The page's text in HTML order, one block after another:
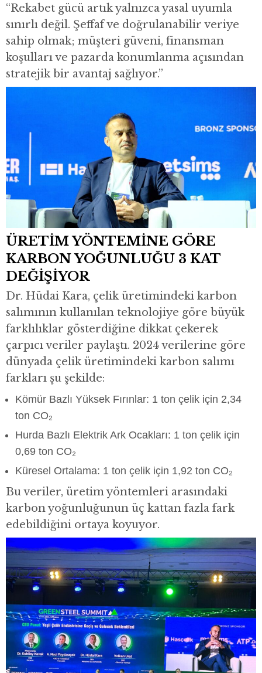
“Rekabet gücü artık yalnızca yasal uyumla
sınırlı değil. Şeffaf ve doğrulanabilir veriye
sahip olmak; müşteri güveni, finansman
koşulları ve pazarda konumlanma açısından
stratejik bir avantaj sağlıyor.”
ÜRETİM YÖNTEMİNE GÖRE
KARBON YOĞUNLUĞU 3 KAT
DEĞİŞİYOR
Dr. Hüdai Kara, çelik üretimindeki karbon
salımının kullanılan teknolojiye göre büyük
farklılıklar gösterdiğine dikkat çekerek
çarpıcı veriler paylaştı. 2024 verilerine göre
dünyada çelik üretimindeki karbon salımı
farkları şu şekilde:
Kömür Bazlı Yüksek Fırınlar: 1 ton çelik için 2,34
ton CO₂
Hurda Bazlı Elektrik Ark Ocakları: 1 ton çelik için
0,69 ton CO₂
Küresel Ortalama: 1 ton çelik için 1,92 ton CO₂
Bu veriler, üretim yöntemleri arasındaki
karbon yoğunluğunun üç kattan fazla fark
edebildiğini ortaya koyuyor.